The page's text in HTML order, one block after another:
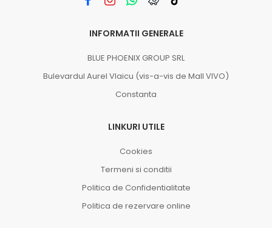
INFORMATII GENERALE
BLUE PHOENIX GROUP SRL
Bulevardul Aurel Vlaicu (vis-a-vis de Mall VIVO)
Constanta
LINKURI UTILE
Cookies
Termeni si conditii
Politica de Confidentialitate
Politica de rezervare online